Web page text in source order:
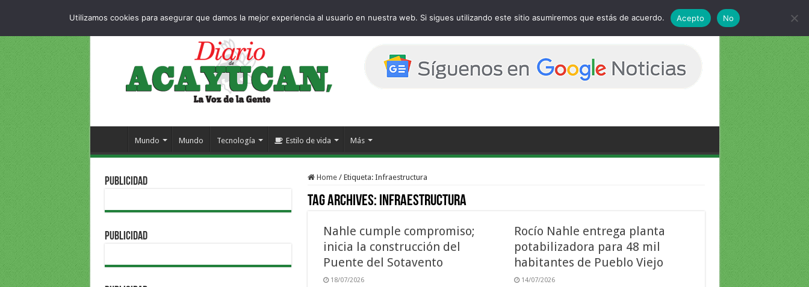
Mundo Mundo Tecnología Estilo de vida Más
Home / Etiqueta: Infraestructura
Tag Archives: Infraestructura
Nahle cumple compromiso;
inicia la construcción del
Puente del Sotavento
18/07/2026
Rocío Nahle entrega planta
potabilizadora para 48 mil
habitantes de Pueblo Viejo
14/07/2026
PUBLICIDAD
PUBLICIDAD
Utilizamos cookies para asegurar que damos la mejor experiencia al usuario en nuestra web. Si sigues utilizando este sitio asumiremos que estás de acuerdo. Acepto No